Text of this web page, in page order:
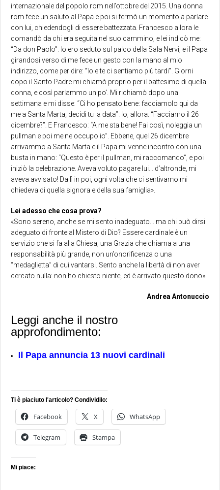
internazionale del popolo rom nell’ottobre del 2015. Una donna
rom fece un saluto al Papa e poi si fermò un momento a parlare
con lui, chiedendogli di essere battezzata. Francesco allora le
domandò da chi era seguita nel suo cammino, e lei indicò me:
“Da don Paolo”. Io ero seduto sul palco della Sala Nervi, e il Papa
girandosi verso di me fece un gesto con la mano al mio
indirizzo, come per dire: “Io e te ci sentiamo più tardi”. Giorni
dopo il Santo Padre mi chiamò proprio per il battesimo di quella
donna, e così parlammo un po’. Mi richiamò dopo una
settimana e mi disse: “Ci ho pensato bene: facciamolo qui da
me a Santa Marta, decidi tu la data”. Io, allora: “Facciamo il 26
dicembre?”. E Francesco: “A me sta bene! Fai così, noleggia un
pullman e poi me ne occupo io”. Ebbene, quel 26 dicembre
arrivammo a Santa Marta e il Papa mi venne incontro con una
busta in mano: “Questo è per il pullman, mi raccomando”, e poi
iniziò la celebrazione. Aveva voluto pagare lui… d’altronde, mi
aveva avvisato! Da lì in poi, ogni volta che ci sentivamo mi
chiedeva di quella signora e della sua famiglia».
Lei adesso che cosa prova?
«Sono sereno, anche se mi sento inadeguato… ma chi può dirsi
adeguato di fronte al Mistero di Dio? Essere cardinale è un
servizio che si fa alla Chiesa, una Grazia che chiama a una
responsabilità più grande, non un’onorificenza o una
“medaglietta” di cui vantarsi. Sento anche la libertà di non aver
cercato nulla: non ho chiesto niente, ed è arrivato questo dono».
Andrea Antonuccio
Leggi anche il nostro
approfondimento:
Il Papa annuncia 13 nuovi cardinali
Ti è piaciuto l'articolo? Condividilo:
Facebook X WhatsApp
Telegram Stampa
Mi piace: